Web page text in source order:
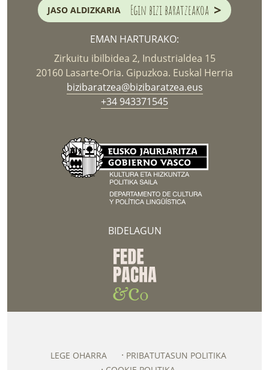
JASO ALDIZKARIA Egin bizi baratzeakoa >
EMAN HARTURAKO:
Zirkuitu ibilbidea 2, Industrialdea 15
20160 Lasarte-Oria. Gipuzkoa. Euskal Herria
bizibaratzea@bizibaratzea.eus
+34 943371545
BIDELAGUN
LEGE OHARRA
PRIBATUTASUN POLITIKA